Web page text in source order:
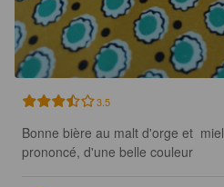
3.5
Bonne bière au malt d'orge et
prononcé, d'une belle couleur